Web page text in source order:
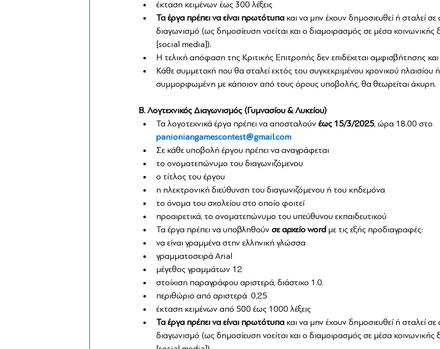
έκταση κειμένων έως 300 λέξεις
Τα έργα πρέπει να είναι πρωτότυπα και να μην έχουν δημοσιευθεί ή σταλεί σε
διαγωνισμό (ως δημοσίευση νοείται και ο διαμοιρασμός σε μέσα κοινωνικής
[social media]).
Η τελική απόφαση της Κριτικής Επιτροπής δεν επιδέχεται αμφισβήτησης και
Κάθε συμμετοχή που θα σταλεί εκτός του συγκεκριμένου χρονικού πλαισίου
συμμορφωμένη με κάποιον από τους όρους υποβολής, θα θεωρείται άκυρη.
Β. Λογτεχνικός Διαγωνισμός (Γυμνασίου & Λυκείου)
Τα λογοτεχνικά έργα πρέπει να αποσταλούν έως 15/3/2025, ώρα 18.00 στο
panioniangamescontest@gmail.com
Σε κάθε υποβολή έργου πρέπει να αναγράφεται
το ονοματεπώνυμο του διαγωνιζόμενου
ο τίτλος του έργου
η ηλεκτρονική διεύθυνση του διαγωνιζόμενου ή του κηδεμόνα
το όνομα του σχολείου στο οποίο φοιτεί
προαιρετικά, το ονοματεπώνυμο του υπεύθυνου εκπαιδευτικού
Τα έργα πρέπει να υποβληθούν σε αρχείο word με τις εξής προδιαγραφές:
να είναι γραμμένα στην ελληνική γλώσσα
γραμματοσειρά Αrial
μέγεθος γραμμάτων 12
στοίχιση παραγράφου αριστερά, διάστιχο 1.0.
περιθώριο από αριστερά  0,25
έκταση κειμένων από 500 έως 1000 λέξεις
Τα έργα πρέπει να είναι πρωτότυπα και να μην έχουν δημοσιευθεί ή σταλεί σε
διαγωνισμό (ως δημοσίευση νοείται και ο διαμοιρασμός σε μέσα κοινωνικής